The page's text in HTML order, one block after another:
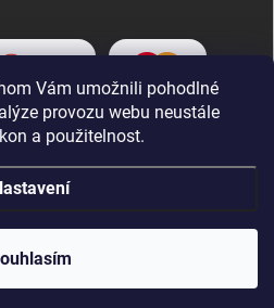
Vám umožnili pohodlné
provozu webu neustále
a použitelnost.
práva vyhrazena.Upravit nastavení
cookies